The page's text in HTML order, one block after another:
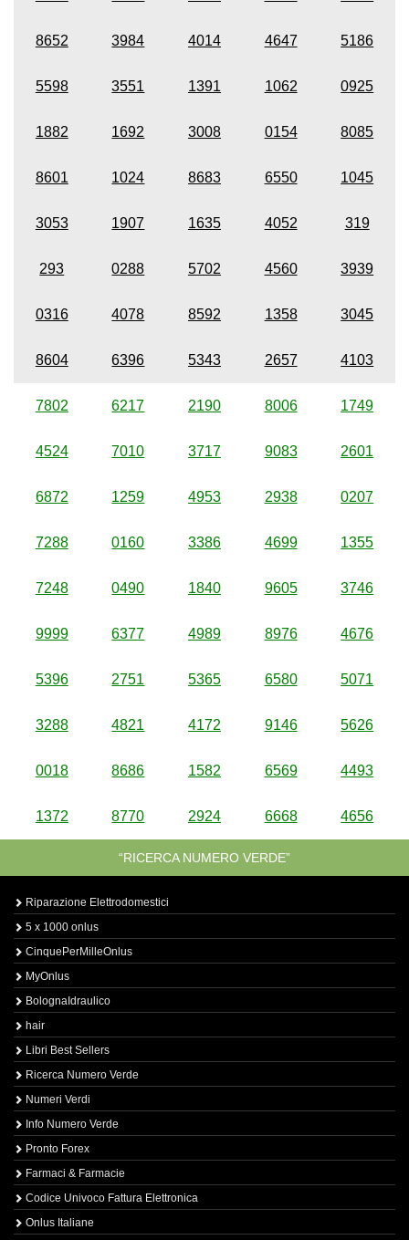
8652 3984 4014 4647 5186
5598 3551 1391 1062 0925
1882 1692 3008 0154 8085
8601 1024 8683 6550 1045
3053 1907 1635 4052 319
293 0288 5702 4560 3939
0316 4078 8592 1358 3045
8604 6396 5343 2657 4103
7802 6217 2190 8006 1749
4524 7010 3717 9083 2601
6872 1259 4953 2938 0207
7288 0160 3386 4699 1355
7248 0490 1840 9605 3746
9999 6377 4989 8976 4676
5396 2751 5365 6580 5071
3288 4821 4172 9146 5626
0018 8686 1582 6569 4493
1372 8770 2924 6668 4656
“RICERCA NUMERO VERDE”
Riparazione Elettrodomestici
5 x 1000 onlus
CinquePerMilleOnlus
MyOnlus
BolognaIdraulico
hair
Libri Best Sellers
Ricerca Numero Verde
Numeri Verdi
Info Numero Verde
Pronto Forex
Farmaci & Farmacie
Codice Univoco Fattura Elettronica
Onlus Italiane